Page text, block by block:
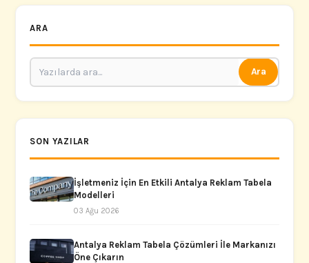
ARA
Ara
SON YAZILAR
İşletmeniz İçin En Etkili Antalya Reklam Tabela
Modelleri
03 Ağu 2026
Antalya Reklam Tabela Çözümleri İle Markanızı
Öne Çıkarın